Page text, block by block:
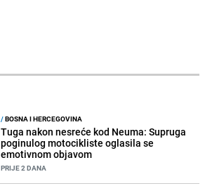
/BOSNA I HERCEGOVINA
Tuga nakon nesreće kod Neuma: Supruga
poginulog motocikliste oglasila se
emotivnom objavom
PRIJE 2 DANA